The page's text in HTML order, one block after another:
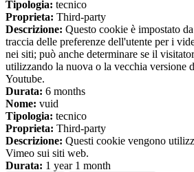
Tipologia: tecnico
Proprieta: Third-party
Descrizione: Questo cookie è impostato
traccia delle preferenze dell'utente per i
nei siti; può anche determinare se il
utilizzando la nuova o la vecchia versione
Youtube.
Durata: 6 months
Nome: vuid
Tipologia: tecnico
Proprieta: Third-party
Descrizione: Questi cookie vengono
Vimeo sui siti web.
Durata: 1 year 1 month